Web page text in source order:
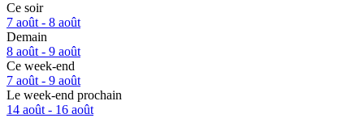
Ce soir
7 août - 8 août
Demain
8 août - 9 août
Ce week-end
7 août - 9 août
Le week-end prochain
14 août - 16 août